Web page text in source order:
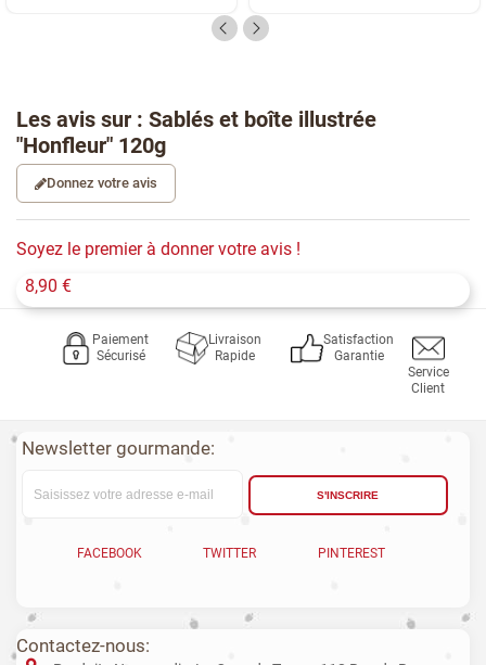
Les avis sur : Sablés et boîte illustrée
"Honfleur" 120g
Donnez votre avis
Soyez le premier à donner votre avis !
8,90 €
Paiement
Sécurisé
Livraison
Rapide
Satisfaction
Garantie
Service
Client
Newsletter gourmande:
S'INSCRIRE
FACEBOOK TWITTER PINTEREST
Contactez-nous: